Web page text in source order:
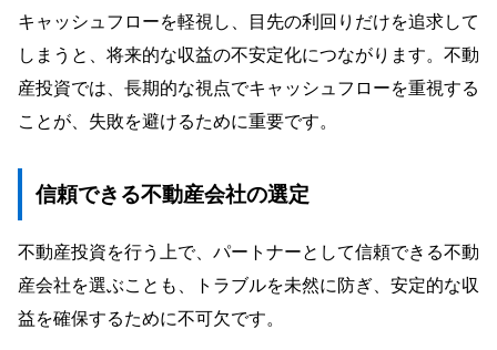
キャッシュフローを軽視し、目先の利回りだけを追求して
しまうと、将来的な収益の不安定化につながります。不動
産投資では、長期的な視点でキャッシュフローを重視する
ことが、失敗を避けるために重要です。
信頼できる不動産会社の選定
不動産投資を行う上で、パートナーとして信頼できる不動
産会社を選ぶことも、トラブルを未然に防ぎ、安定的な収
益を確保するために不可欠です。